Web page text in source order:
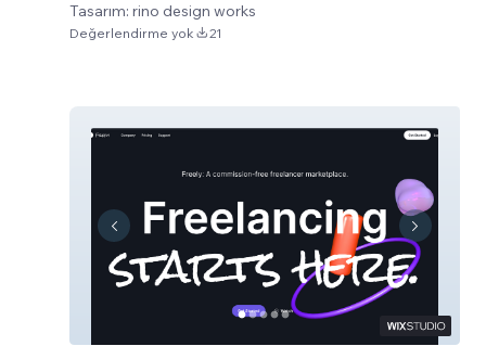
Tasarım: rino design works
Değerlendirme yok 21